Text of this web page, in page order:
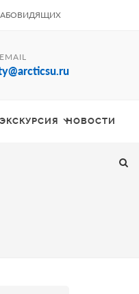
НОВОСТИ